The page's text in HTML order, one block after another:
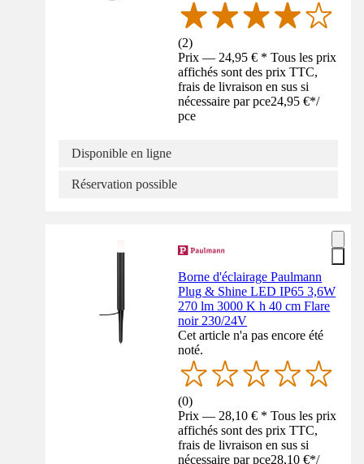
(2)
Prix — 24,95 € * Tous les prix
affichés sont des prix TTC,
frais de livraison en sus si
nécessaire par pce24,95 €*/
pce
Disponible en ligne
Réservation possible
Borne d'éclairage Paulmann
Plug & Shine LED IP65 3,6W
270 lm 3000 K h 40 cm Flare
noir 230/24V
Cet article n'a pas encore été
noté.
(0)
Prix — 28,10 € * Tous les prix
affichés sont des prix TTC,
frais de livraison en sus si
nécessaire par pce28,10 €*/